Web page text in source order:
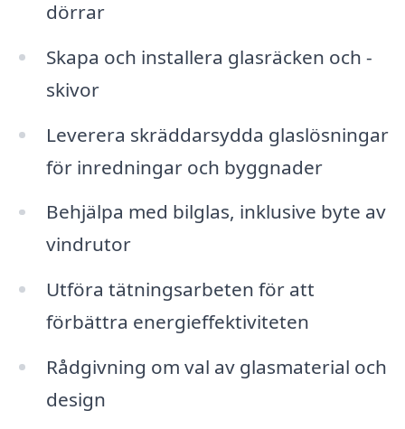
dörrar
Skapa och installera glasräcken och -
skivor
Leverera skräddarsydda glaslösningar
för inredningar och byggnader
Behjälpa med bilglas, inklusive byte av
vindrutor
Utföra tätningsarbeten för att
förbättra energieffektiviteten
Rådgivning om val av glasmaterial och
design